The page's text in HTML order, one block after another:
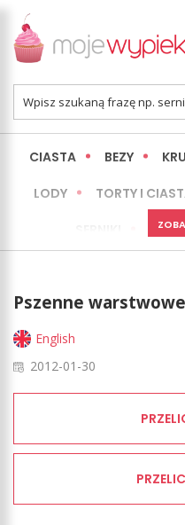
CIASTA BEZY
LODY TORTY I
MINI
LŻEJSZE /
Pszenne
English
2012-01-30